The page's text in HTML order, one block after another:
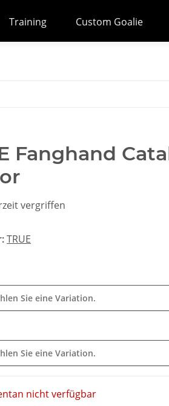
Training Custom Goalie
Fanghand
vergriffen
TRUE
Sie eine Variation.
Sie eine Variation.
nicht verfügbar